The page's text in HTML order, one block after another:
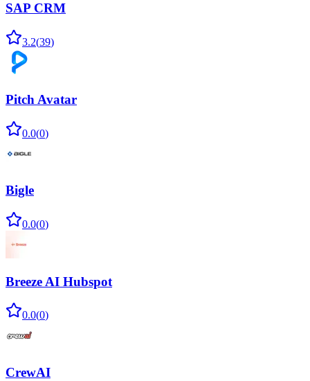
SAP CRM
3.2(39)
Pitch Avatar
0.0(0)
Bigle
0.0(0)
Breeze AI Hubspot
0.0(0)
CrewAI